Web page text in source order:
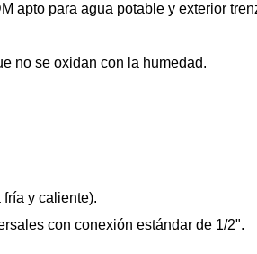
apto para agua potable y exterior
no se oxidan con la humedad.
fría y caliente).
con conexión estándar de 1/2".